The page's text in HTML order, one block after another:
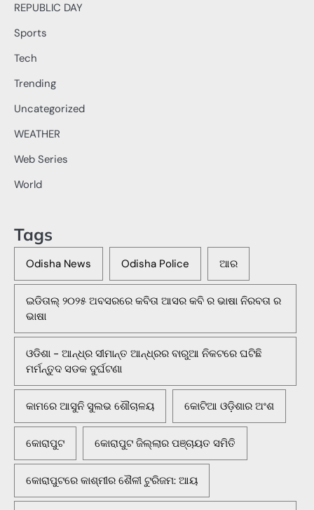
REPUBLIC DAY
Sports
Tech
Trending
Uncategorized
WEATHER
Web Series
World
Tags
Odisha News Odisha Police ଆର
ଇଡିତାଲ୍ ୨୦୨୫ ଅବସରରେ କବିତା ଆସର କବି ର ଭାଷା ନିରବତା ର
ଭାଷା
ଓଡିଶା - ଆନ୍ଧ୍ର ସୀମାନ୍ତ ଆନ୍ଧ୍ରର ବାରୁଆ ନିକଟରେ ଘଟିଛି
ମର୍ମନ୍ତୁଦ ସଡକ ଦୁର୍ଘଟଣା
କାମରେ ଆସୁନି ସୁଲଭ ଶୌଚାଳୟ କୋଟିଆ ଓଡ଼ିଶାର ଅଂଶ
କୋରାପୁଟ କୋରାପୁଟ ଜିଲ୍ଲାର ପଞ୍ଚାୟତ ସମିତି
କୋରାପୁଟରେ କାଶ୍ମୀର ଶୈଳୀ ଟୁରିଜମ: ଆୟ